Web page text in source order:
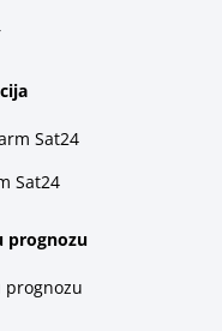
Sat24
Sat24
prognozu
prognozu